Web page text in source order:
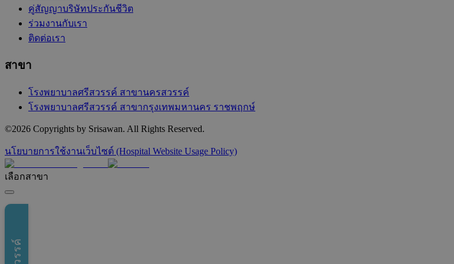
คู่สัญญาบริษัทประกันชีวิต
ร่วมงานกับเรา
ติดต่อเรา
สาขา
โรงพยาบาลศรีสวรรค์ สาขานครสวรรค์
โรงพยาบาลศรีสวรรค์ สาขากรุงเทพมหานคร ราชพฤกษ์
©2026 Copyrights by Srisawan. All Rights Reserved.
นโยบายการใช้งานเว็บไซต์ (Hospital Website Usage Policy)
เลือกสาขา